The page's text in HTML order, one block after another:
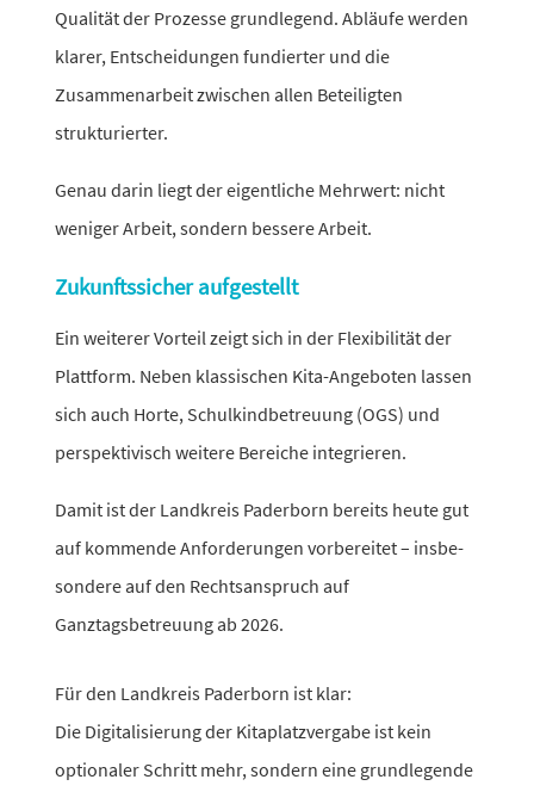
Qualität der Prozesse grund­le­gend. Abläufe werden
klarer, Entscheidungen fundierter und die
Zusammenarbeit zwischen allen Beteiligten
strukturierter.
Genau darin liegt der eigent­liche Mehrwert: nicht
weniger Arbeit, sondern bessere Arbeit.
Zukunftssicher aufgestellt
Ein weiterer Vorteil zeigt sich in der Flexibilität der
Plattform. Neben klas­si­schen Kita-Angeboten lassen
sich auch Horte, Schulkindbetreuung (OGS) und
perspek­ti­visch weitere Bereiche integrieren.
Damit ist der Landkreis Paderborn bereits heute gut
auf kommende Anforderungen vorbe­reitet – insbe­
son­dere auf den Rechtsanspruch auf
Ganztagsbetreuung ab 2026.
Für den Landkreis Paderborn ist klar:
Die Digitalisierung der Kitaplatzvergabe ist kein
optio­naler Schritt mehr, sondern eine grund­le­gende